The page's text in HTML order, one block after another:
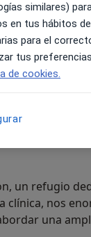
&
un refugio
clínica, nos
una
similares)
en tus hábitos
para el
tus
de cookies.